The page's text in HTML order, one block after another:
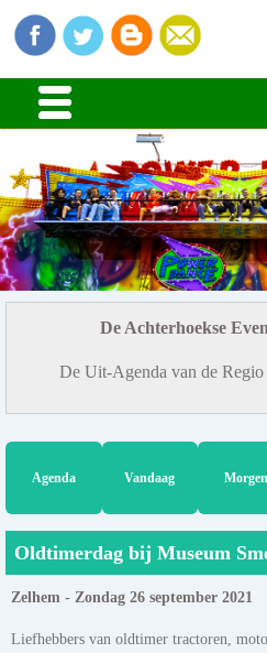
De Achterhoekse
De Uit-Agenda van de
Agenda Vandaag Morgen
Oldtimerdag bij Museum
Zelhem - Zondag 26 september 2021
Liefhebbers van oldtimer tractoren,